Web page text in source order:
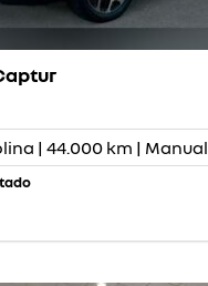
| 44.000 km | Manual